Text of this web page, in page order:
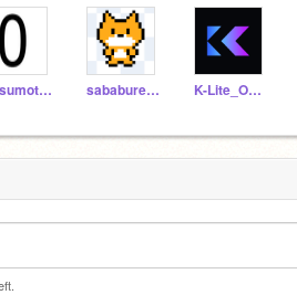
masumoto1021 sababure-do K-Lite_Official_